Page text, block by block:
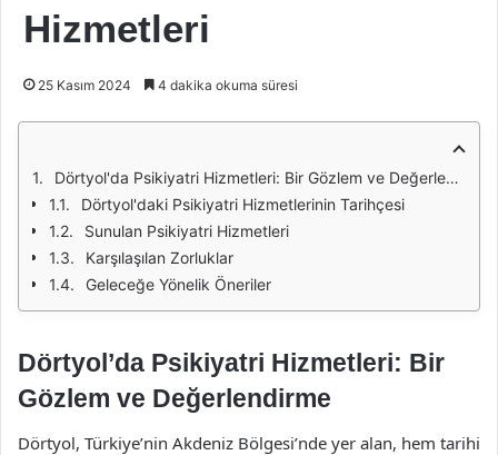
Hizmetleri
25 Kasım 2024 4 dakika okuma süresi
Dörtyol'da Psikiyatri Hizmetleri: Bir Gözlem ve Değerlendirme
Dörtyol'daki Psikiyatri Hizmetlerinin Tarihçesi
Sunulan Psikiyatri Hizmetleri
Karşılaşılan Zorluklar
Geleceğe Yönelik Öneriler
Dörtyol’da Psikiyatri Hizmetleri: Bir
Gözlem ve Değerlendirme
Dörtyol, Türkiye’nin Akdeniz Bölgesi’nde yer alan, hem tarihi